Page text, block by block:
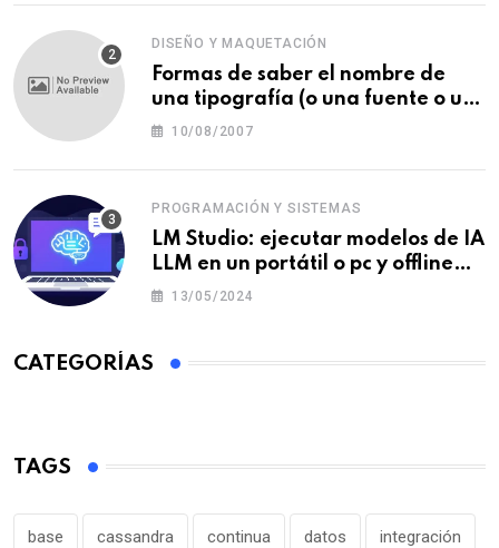
DISEÑO Y MAQUETACIÓN
Formas de saber el nombre de
una tipografía (o una fuente o un
tipo de letra)
10/08/2007
PROGRAMACIÓN Y SISTEMAS
LM Studio: ejecutar modelos de IA
LLM en un portátil o pc y offline
para crear tu chatbot local
13/05/2024
CATEGORÍAS
TAGS
base cassandra continua datos integración